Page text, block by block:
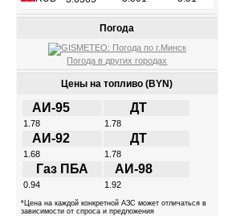
Погода
Погода в других городах
Цены на топливо (BYN)
АИ-95 ДТ
1.78 1.78
АИ-92 ДТ
1.68 1.78
Газ ПБА АИ-98
0.94 1.92
*Цена на каждой конкретной АЗС может отличаться в
зависимости от спроса и предложения